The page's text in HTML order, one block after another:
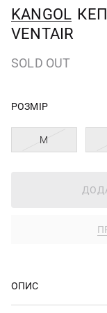
KANGOL
VENTAIR
SOLD OUT
РОЗМІР
M
ОПИС